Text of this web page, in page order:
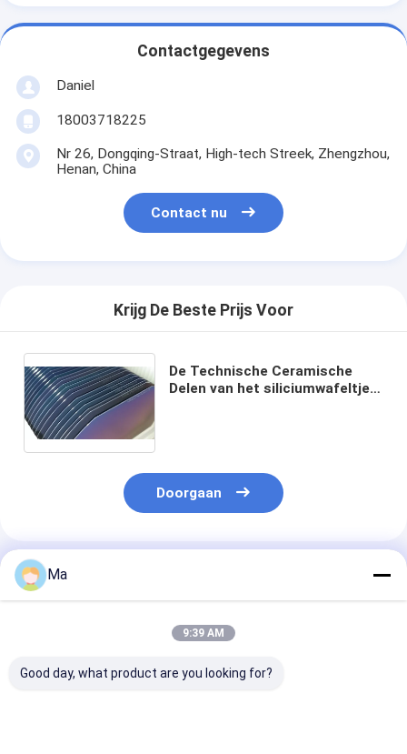
Contactgegevens
Daniel
18003718225
Nr 26, Dongqing-Straat, High-tech Streek, Zhengzhou,
Henan, China
Contact nu
Krijg De Beste Prijs Voor
De Technische Ceramische
Delen van het siliciumwafeltje
Doorgaan
Geadviseerde Producten
Ma
9:39 AM
Good day, what product are you looking for?